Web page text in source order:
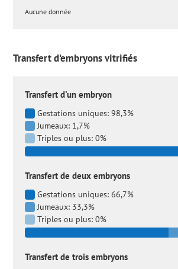
Aucune donnée
Transfert d'embryons vitrifiés
Transfert d'un embryon
Gestations uniques: 98,3%
Jumeaux: 1,7%
Triples ou plus: 0%
Transfert de deux embryons
Gestations uniques: 66,7%
Jumeaux: 33,3%
Triples ou plus: 0%
Transfert de trois embryons